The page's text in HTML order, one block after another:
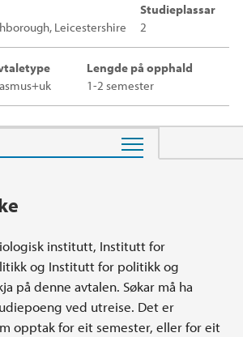
Leicestershire
Studieplassar
2
Lengde på opphald
1-2 semester
institutt, Institutt for
og Institutt for politikk og
på denne avtalen. Søkar må ha
ved utreise. Det er
opptak for eit semester, eller for eit